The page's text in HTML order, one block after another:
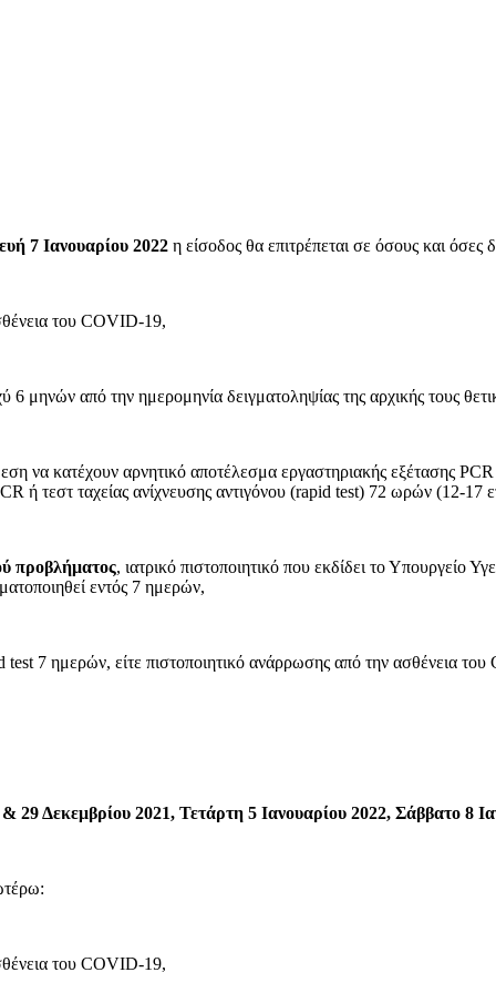
7 Ιανουαρίου 2022 η είσοδος θα επιτρέπεται σε όσους και
του COVID-19,
μηνών από την ημερομηνία δειγματοληψίας της αρχικής τους
να κατέχουν αρνητικό αποτέλεσμα εργαστηριακής εξέτασης
ή τεστ ταχείας ανίχνευσης αντιγόνου (rapid test) 72 ωρών (12-17
προβλήματος, ιατρικό πιστοποιητικό που εκδίδει το Υπουργείο
εντός 7 ημερών,
test 7 ημερών, είτε πιστοποιητικό ανάρρωσης από την ασθένεια
Δεκεμβρίου 2021, Τετάρτη 5 Ιανουαρίου 2022, Σάββατο 8
του COVID-19,